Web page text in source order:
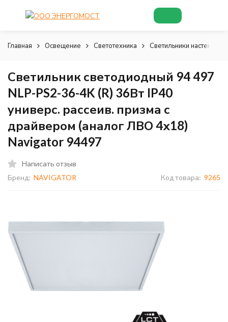
Главная Освещение Светотехника Светильники настенно-
Светильник светодиодный 94 497
NLP-PS2-36-4K (R) 36Вт IP40
универс. рассеив. призма с
драйвером (аналог ЛВО 4х18)
Navigator 94497
Написать отзыв
Бренд: NAVIGATOR Код товара: 9265